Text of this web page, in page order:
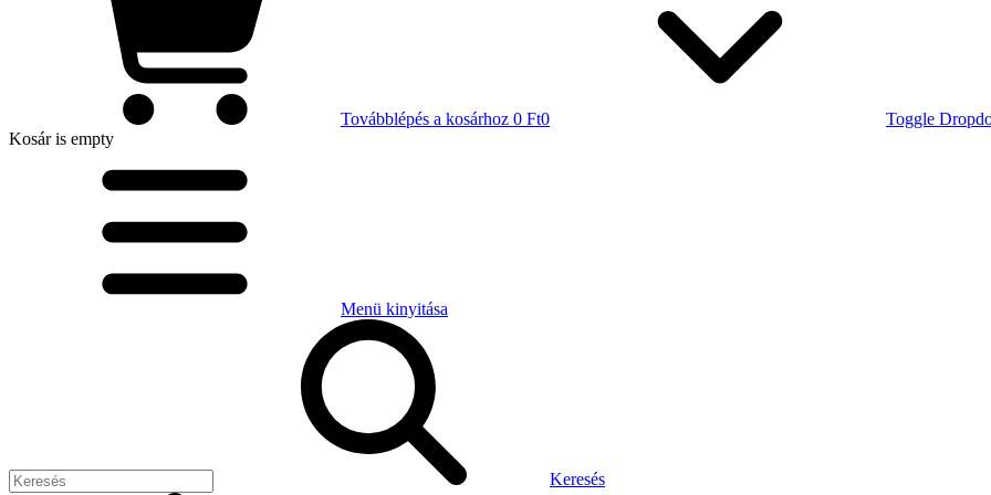
Továbblépés a kosárhoz 0 Ft0
Toggle
Kosáris empty
Menü kinyitása
Keresés